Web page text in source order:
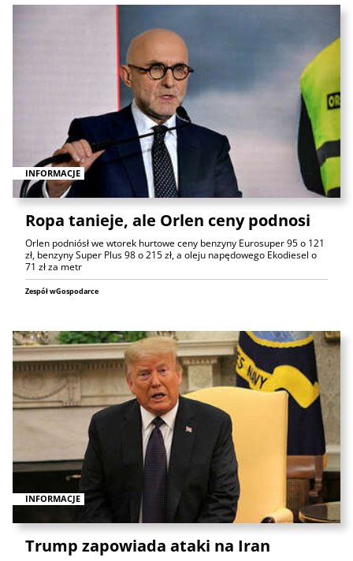
INFORMACJE
Ropa tanieje, ale Orlen ceny podnosi
Orlen podniósł we wtorek hurtowe ceny benzyny Eurosuper 95 o 121
zł, benzyny Super Plus 98 o 215 zł, a oleju napędowego Ekodiesel o
71 zł za metr
Zespół wGospodarce
INFORMACJE
Trump zapowiada ataki na Iran